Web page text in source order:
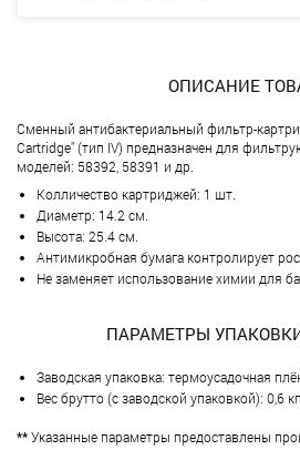
ОПИСАНИЕ
Сменный антибактериальный фильтр-
Cartridge" (тип IV) предназначен для
моделей: 58392, 58391 и др.
Колличество картриджей: 1 шт.
Диаметр: 14.2 см.
Высота: 25.4 см.
Антимикробная бумага контролирует
Не заменяет использование химии для
ПАРАМЕТРЫ
Заводская упаковка: термоусадочная
Вес брутто (с заводской упаковкой): 0,6 кг.
**Указанные параметры предоставлены